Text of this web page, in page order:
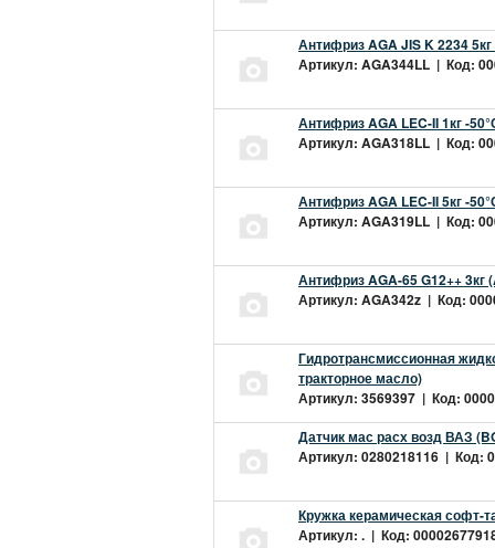
Антифриз AGA JIS K 2234
Артикул: AGA344LL | Код:
Антифриз AGA LEC-II 1кг -
Артикул: AGA318LL | Код:
Антифриз AGA LEC-II 5кг -
Артикул: AGA319LL | Код:
Антифриз AGA-65 G12++ 3кг
Артикул: AGA342z | Код:
Гидротрансмиссионная
тракторное масло)
Артикул: 3569397 | Код:
Датчик мас расх возд ВАЗ
Артикул: 0280218116 | Код:
Кружка керамическая софт-
Артикул: . | Код: